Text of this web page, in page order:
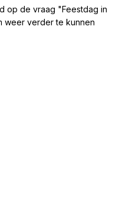
op de vraag "Feestdag in
weer verder te kunnen